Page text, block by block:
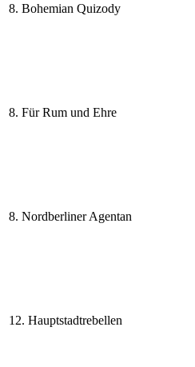
8. Bohemian Quizody
8. Für Rum und Ehre
8. Nordberliner Agentan
12. Hauptstadtrebellen